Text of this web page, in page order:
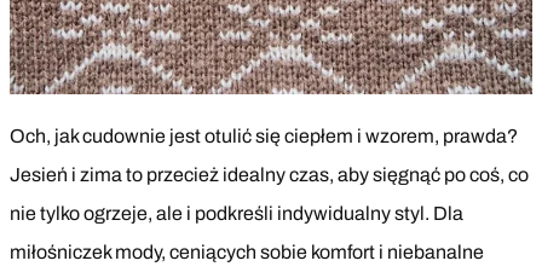
Och, jak cudownie jest otulić się ciepłem i wzorem, prawda?
Jesień i zima to przecież idealny czas, aby sięgnąć po coś, co
nie tylko ogrzeje, ale i podkreśli indywidualny styl. Dla
miłośniczek mody, ceniących sobie komfort i niebanalne